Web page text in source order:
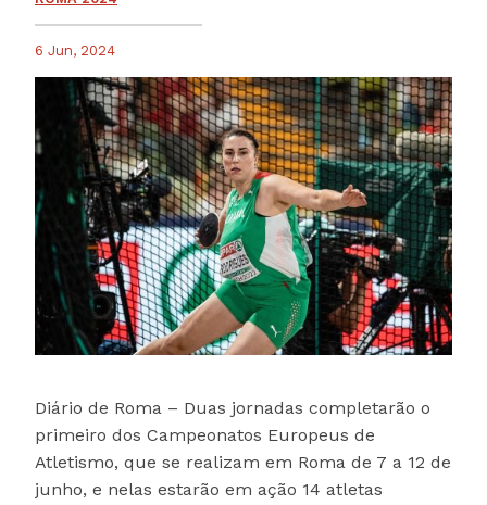
6 Jun, 2024
Diário de Roma – Duas jornadas completarão o
primeiro dos Campeonatos Europeus de
Atletismo, que se realizam em Roma de 7 a 12 de
junho, e nelas estarão em ação 14 atletas